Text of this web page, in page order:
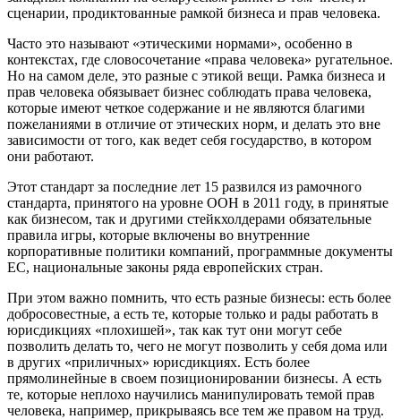
сценарии, продиктованные рамкой бизнеса и прав человека.
Часто это называют «этическими нормами», особенно в
контекстах, где словосочетание «права человека» ругательное.
Но на самом деле, это разные с этикой вещи. Рамка бизнеса и
прав человека обязывает бизнес соблюдать права человека,
которые имеют четкое содержание и не являются благими
пожеланиями в отличие от этических норм, и делать это вне
зависимости от того, как ведет себя государство, в котором
они работают.
Этот стандарт за последние лет 15 развился из рамочного
стандарта, принятого на уровне ООН в 2011 году, в принятые
как бизнесом, так и другими стейкхолдерами обязательные
правила игры, которые включены во внутренние
корпоративные политики компаний, программные документы
ЕС, национальные законы ряда европейских стран.
При этом важно помнить, что есть разные бизнесы: есть более
добросовестные, а есть те, которые только и рады работать в
юрисдикциях «плохишей», так как тут они могут себе
позволить делать то, чего не могут позволить у себя дома или
в других «приличных» юрисдикциях. Есть более
прямолинейные в своем позиционировании бизнесы. А есть
те, которые неплохо научились манипулировать темой прав
человека, например, прикрываясь все тем же правом на труд.